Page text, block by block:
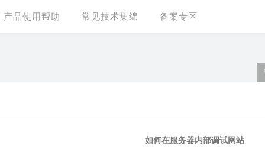
产品使用帮助 常见技术集绵 备案专区
如何在服务器内部调试网站